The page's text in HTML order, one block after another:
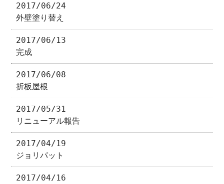
2017/06/24
外壁塗り替え
2017/06/13
完成
2017/06/08
折板屋根
2017/05/31
リニューアル報告
2017/04/19
ジョリパット
2017/04/16